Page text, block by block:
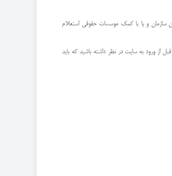
سازمان و یا با کمک موسسات حقوقی استعلام
از ورود به سایت در نظر داشته باشید که باید